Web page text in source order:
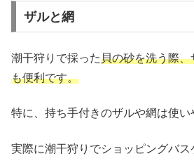
ザルと網
潮干狩りで採った貝の砂を洗う際
も便利です。
特に、持ち手付きのザルや網は使い
実際に潮干狩りでショッピングバ